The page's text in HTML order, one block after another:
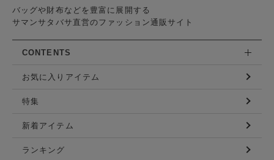
バッグや財布などを豊富に展開する
サマンサタバサ直営のファッション通販サイト
CONTENTS
お気に入りアイテム
特集
新着アイテム
ランキング